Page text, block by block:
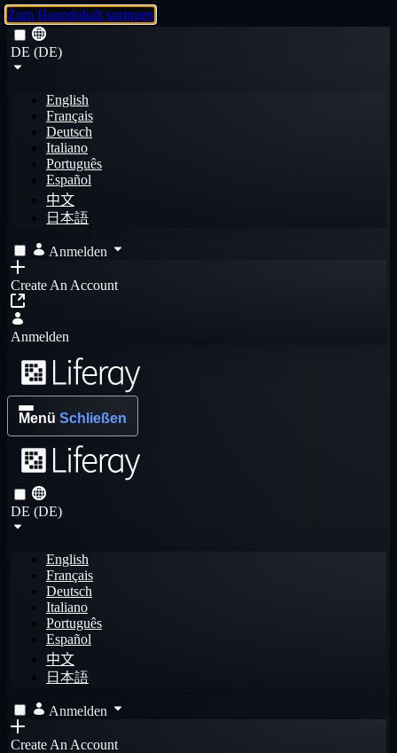
Zum Hauptinhalt springen
DE (DE)
English
Français
Deutsch
Italiano
Português
Español
中文
日本語
Anmelden
Create An Account
Anmelden
Menü Schließen
DE (DE)
English
Français
Deutsch
Italiano
Português
Español
中文
日本語
Anmelden
Create An Account